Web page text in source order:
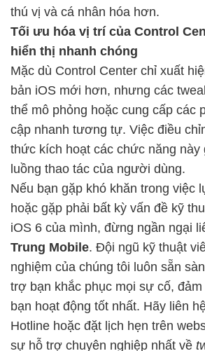
thú vị và cá nhân hóa hơn.
Tối ưu hóa vị trí của Control
hiển thị nhanh chóng
Mặc dù Control Center chỉ xuất
bản iOS mới hơn, nhưng các
thể mô phỏng hoặc cung cấp các
cập nhanh tương tự. Việc điều
thức kích hoạt các chức năng này
luồng thao tác của người dùng.
Nếu bạn gặp khó khăn trong việc
hoặc gặp phải bất kỳ vấn đề kỹ
iOS 6 của mình, đừng ngần ngại
Trung Mobile. Đội ngũ kỹ thuật
nghiệm của chúng tôi luôn sẵn
trợ bạn khắc phục mọi sự cố,
bạn hoạt động tốt nhất. Hãy liên
Hotline hoặc đặt lịch hẹn trên
sự hỗ trợ chuyên nghiệp nhất về